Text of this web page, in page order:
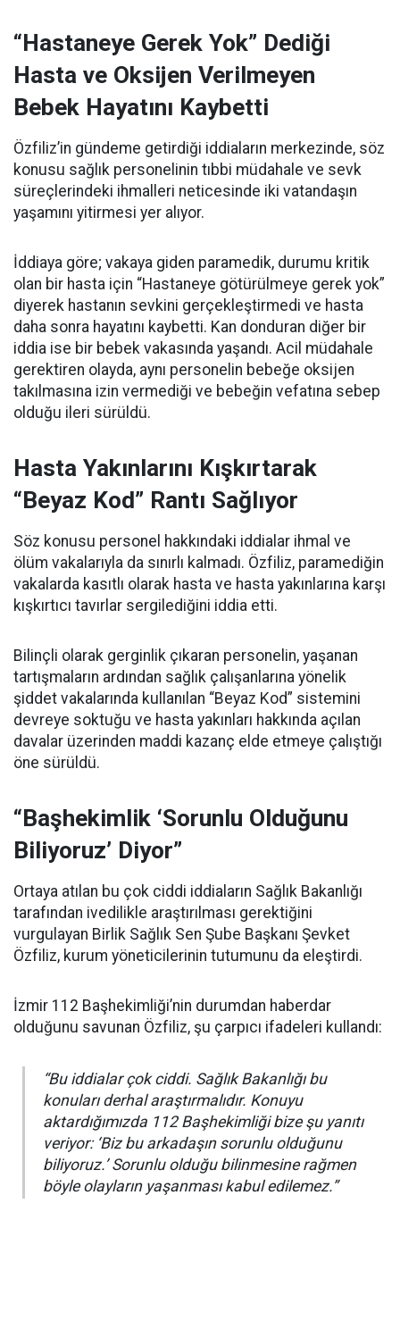
“Hastaneye Gerek Yok” Dediği
Hasta ve Oksijen Verilmeyen
Bebek Hayatını Kaybetti
Özfiliz’in gündeme getirdiği iddiaların merkezinde, söz
konusu sağlık personelinin tıbbi müdahale ve sevk
süreçlerindeki ihmalleri neticesinde iki vatandaşın
yaşamını yitirmesi yer alıyor.
İddiaya göre; vakaya giden paramedik, durumu kritik
olan bir hasta için “Hastaneye götürülmeye gerek yok”
diyerek hastanın sevkini gerçekleştirmedi ve hasta
daha sonra hayatını kaybetti. Kan donduran diğer bir
iddia ise bir bebek vakasında yaşandı. Acil müdahale
gerektiren olayda, aynı personelin bebeğe oksijen
takılmasına izin vermediği ve bebeğin vefatına sebep
olduğu ileri sürüldü.
Hasta Yakınlarını Kışkırtarak
“Beyaz Kod” Rantı Sağlıyor
Söz konusu personel hakkındaki iddialar ihmal ve
ölüm vakalarıyla da sınırlı kalmadı. Özfiliz, paramediğin
vakalarda kasıtlı olarak hasta ve hasta yakınlarına karşı
kışkırtıcı tavırlar sergilediğini iddia etti.
Bilinçli olarak gerginlik çıkaran personelin, yaşanan
tartışmaların ardından sağlık çalışanlarına yönelik
şiddet vakalarında kullanılan “Beyaz Kod” sistemini
devreye soktuğu ve hasta yakınları hakkında açılan
davalar üzerinden maddi kazanç elde etmeye çalıştığı
öne sürüldü.
“Başhekimlik ‘Sorunlu Olduğunu
Biliyoruz’ Diyor”
Ortaya atılan bu çok ciddi iddiaların Sağlık Bakanlığı
tarafından ivedilikle araştırılması gerektiğini
vurgulayan Birlik Sağlık Sen Şube Başkanı Şevket
Özfiliz, kurum yöneticilerinin tutumunu da eleştirdi.
İzmir 112 Başhekimliği’nin durumdan haberdar
olduğunu savunan Özfiliz, şu çarpıcı ifadeleri kullandı:
“Bu iddialar çok ciddi. Sağlık Bakanlığı bu
konuları derhal araştırmalıdır. Konuyu
aktardığımızda 112 Başhekimliği bize şu yanıtı
veriyor: ‘Biz bu arkadaşın sorunlu olduğunu
biliyoruz.’ Sorunlu olduğu bilinmesine rağmen
böyle olayların yaşanması kabul edilemez.”